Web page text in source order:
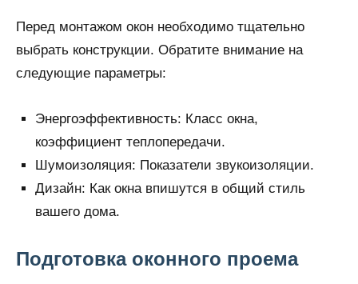
Перед монтажом окон необходимо тщательно
выбрать конструкции. Обратите внимание на
следующие параметры:
Энергоэффективность: Класс окна,
коэффициент теплопередачи.
Шумоизоляция: Показатели звукоизоляции.
Дизайн: Как окна впишутся в общий стиль
вашего дома.
Подготовка оконного проема